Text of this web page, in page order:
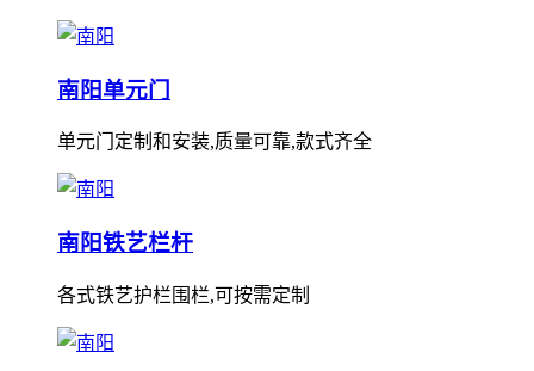
南阳单元门
单元门定制和安装,质量可靠,款式齐全
南阳铁艺栏杆
各式铁艺护栏围栏,可按需定制